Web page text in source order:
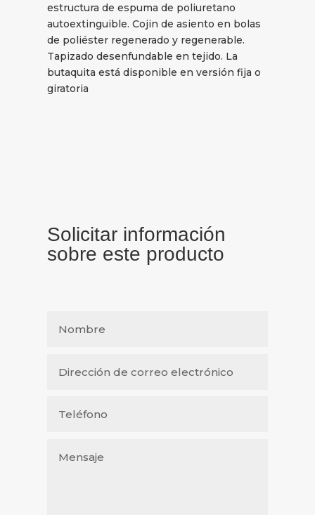
estructura de espuma de poliuretano
autoextinguible. Cojin de asiento en bolas
de poliéster regenerado y regenerable.
Tapizado desenfundable en tejido. La
butaquita está disponible en versión fija o
giratoria
Solicitar información
sobre este producto